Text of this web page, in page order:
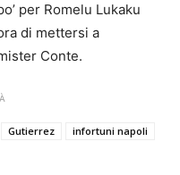
per Romelu Lukaku
di mettersi a
Conte.
Gutierrez
infortuni napoli